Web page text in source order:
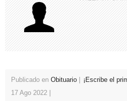
Publicado en Obituario
¡Escribe el
17 Ago 2022